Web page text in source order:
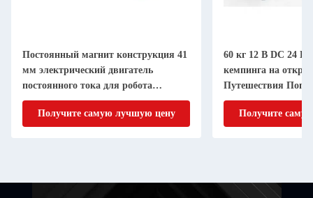
Постоянный магнит конструкция 41
мм электрический двигатель
постоянного тока для робота
бассейна
Получите самую лучшую цену
60 кг 12 В DC 24 В
кемпинга на
Путешествия
внедорожный
Получите